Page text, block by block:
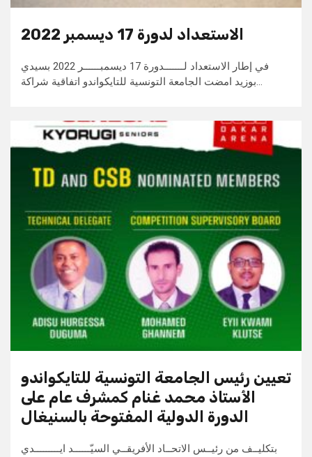
الاستعداد لدورة 17 ديسمبر 2022
في إطار الاستعداد لـــــــدورة 17 ديسمبــــــر 2022 بسيدي
بوزيد امضت الجامعة التونسية للتايكواندو اتفاقية شراكة…
تعيين رئيس الجامعة التونسية للتايكواندو
الأستاذ محمد غنام كمشرف عام على
الدورة الدولية المفتوحة بالسنيغال
بتكليــف من رئيــس الاتحــاد الأفريقــي السيّــــــد ايـــــــــدي